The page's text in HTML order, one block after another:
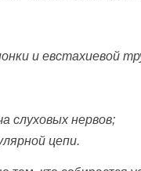
и евстахиевой
слуховых нервов;
цепи.